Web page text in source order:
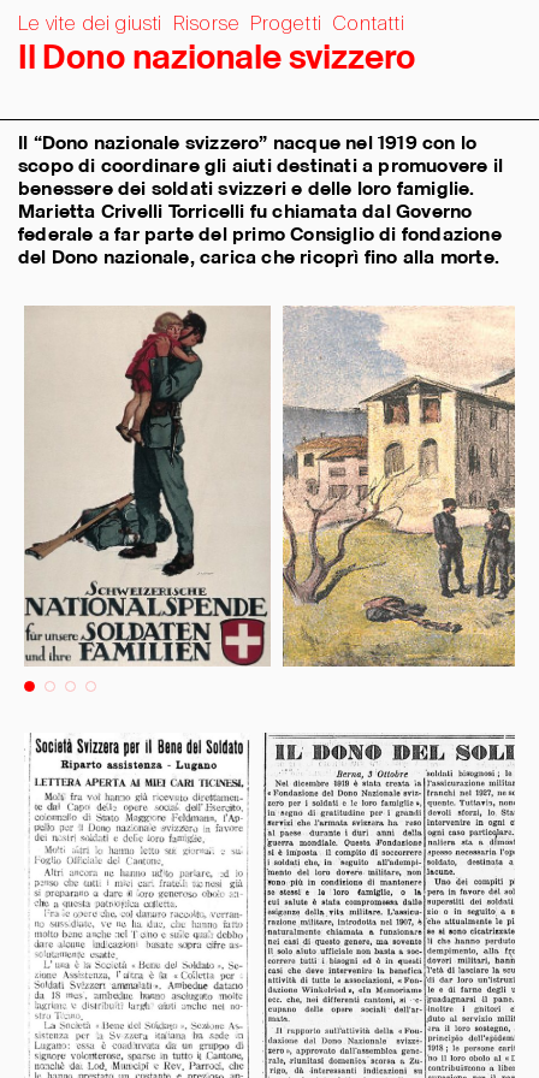
Le vite dei giusti Risorse Progetti Contatti
Il Dono nazionalesvizzero
Il “Dono nazionale svizzero” nacque nel 1919 con lo
scopo di coordinare gli aiuti destinati a promuovere il
benessere dei soldati svizzeri e delle loro famiglie.
Marietta Crivelli Torricelli fu chiamata dal Governo
federale a far parte del primo Consiglio di fondazione
del Dono nazionale, carica che ricoprì fino alla morte.